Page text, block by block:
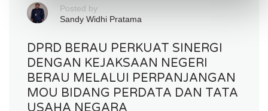
Posted by
Sandy Widhi Pratama
DPRD BERAU PERKUAT SINERGI
DENGAN KEJAKSAAN NEGERI
BERAU MELALUI PERPANJANGAN
MOU BIDANG PERDATA DAN TATA
USAHA NEGARA